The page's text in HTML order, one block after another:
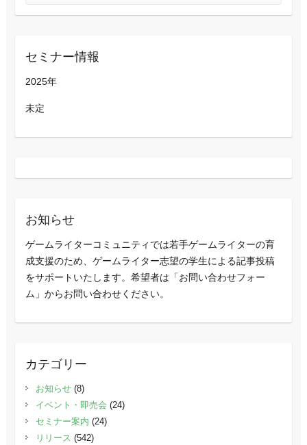
セミナー情報
2025年
未定
お知らせ
ゲームライターコミュニティでは若手ゲームライターの育
成支援のため、ゲームライター志望の学生による記事投稿
をサポートいたします。希望者は「お問い合わせフォー
ム」からお問い合わせください。
カテゴリー
お知らせ(8)
イベント・即売会 (24)
セミナー案内 (24)
リリース (542)